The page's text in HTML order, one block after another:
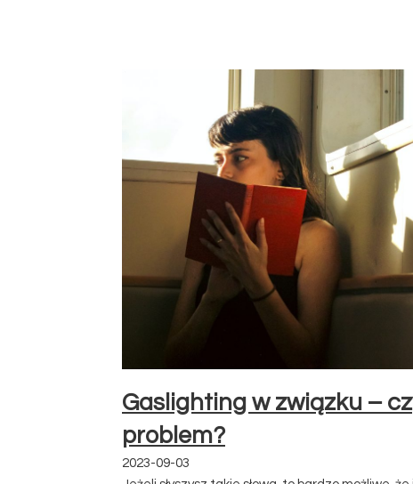
Gaslighting w związku –
problem?
2023-09-03